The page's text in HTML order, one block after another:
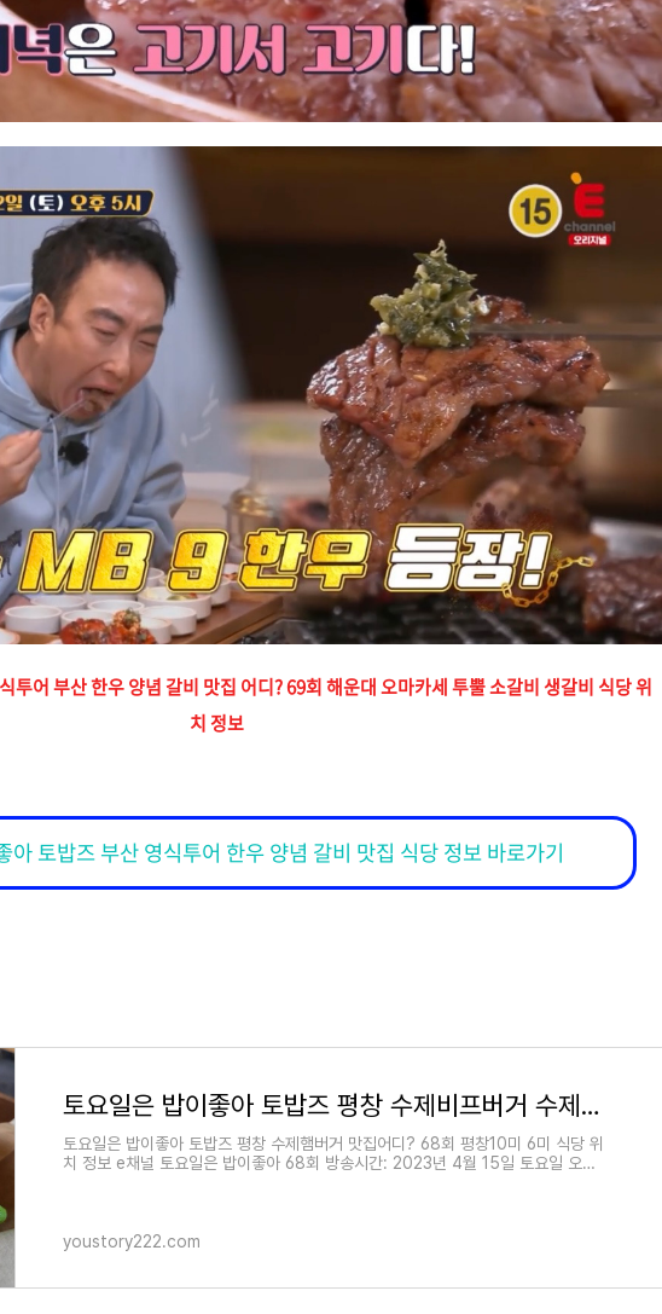
투어 부산 한우 양념 갈비 맛집 어디? 69회 해운대 오마카세 투뿔 소갈비 생갈비 식당 위
치 정보
아 토밥즈 부산 영식투어 한우 양념 갈비 맛집 식당 정보 바로가기
토요일은 밥이좋아 토밥즈 평창 수제비프버거 수제햄버거 맛집어디? 68회 평창10미 6미 식당 위치
토요일은 밥이좋아 토밥즈 평창 수제햄버거 맛집어디? 68회 평창10미 6미 식당 위
치 정보 e채널 토요일은 밥이좋아 68회 방송시간: 2023년 4월 15일 토요일 오후
youstory222.com